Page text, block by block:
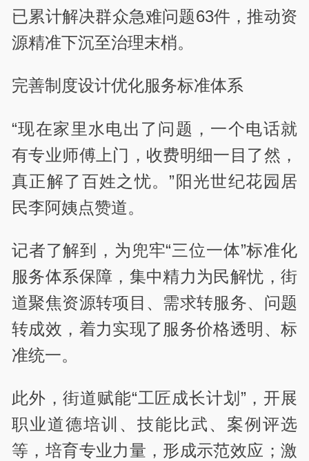
已累计解决群众急难问题63件，推动资
源精准下沉至治理末梢。
完善制度设计优化服务标准体系
“现在家里水电出了问题，一个电话就
有专业师傅上门，收费明细一目了然，
真正解了百姓之忧。”阳光世纪花园居
民李阿姨点赞道。
记者了解到，为兜牢“三位一体”标准化
服务体系保障，集中精力为民解忧，街
道聚焦资源转项目、需求转服务、问题
转成效，着力实现了服务价格透明、标
准统一。
此外，街道赋能“工匠成长计划”，开展
职业道德培训、技能比武、案例评选
等，培育专业力量，形成示范效应；激